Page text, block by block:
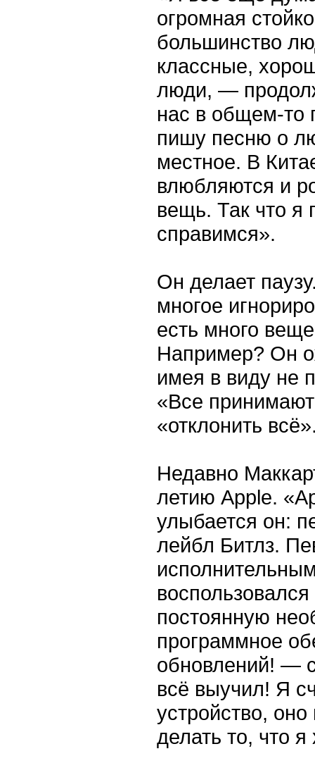
огромная
большинство
классные,
люди, —
нас в общем-то
пишу песню о
местное. В
влюбляются и
вещь. Так что
справимся».
Он делает
многое
есть много
Например? Он
имея в виду не
«Все
«отклонить
Недавно
летию Apple.
улыбается он:
лейбл Битлз.
постоянную
программное
обновлений! —
всё выучил! Я
устройство,
делать то, что я